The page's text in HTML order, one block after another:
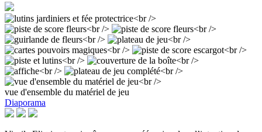
vue d'ensemble du matériel de jeu
Diaporama